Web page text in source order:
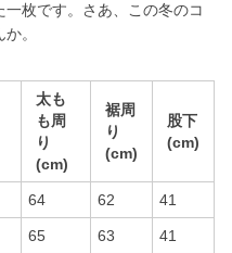
枚です。さあ、この冬のコ
。
太も
も周
り
(cm)
裾周
り
(cm)
股下
(cm)
64 62 41
65 63 41